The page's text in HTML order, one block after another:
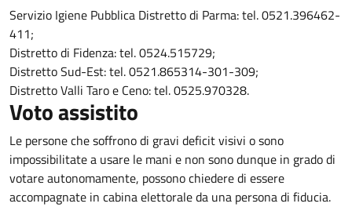
Servizio Igiene Pubblica Distretto di Parma: tel. 0521.396462-
411;
Distretto di Fidenza: tel. 0524.515729;
Distretto Sud-Est: tel. 0521.865314-301-309;
Distretto Valli Taro e Ceno: tel. 0525.970328.
Voto assistito
Le persone che soffrono di gravi deficit visivi o sono
impossibilitate a usare le mani e non sono dunque in grado di
votare autonomamente, possono chiedere di essere
accompagnate in cabina elettorale da una persona di fiducia.